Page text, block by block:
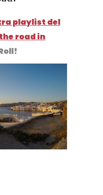
playlist del
road in